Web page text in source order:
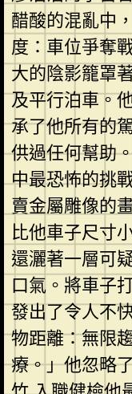
醋酸的混亂中
度：車位爭奪
大的陰影籠罩
及平行泊車。
承了他所有的
供過任何幫助
中最恐怖的挑
賣金屬雕像的
比他車子尺寸
還灑著一層可
口氣。將車子
發出了令人不
物距離：無限
療。」他忽略